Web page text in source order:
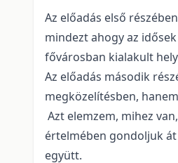
Az előadás első
mindezt ahogy az
fővárosban kialakult
Az előadás második
megközelítésben,
Azt elemzem, mihez
értelmében gondoljuk
együtt.